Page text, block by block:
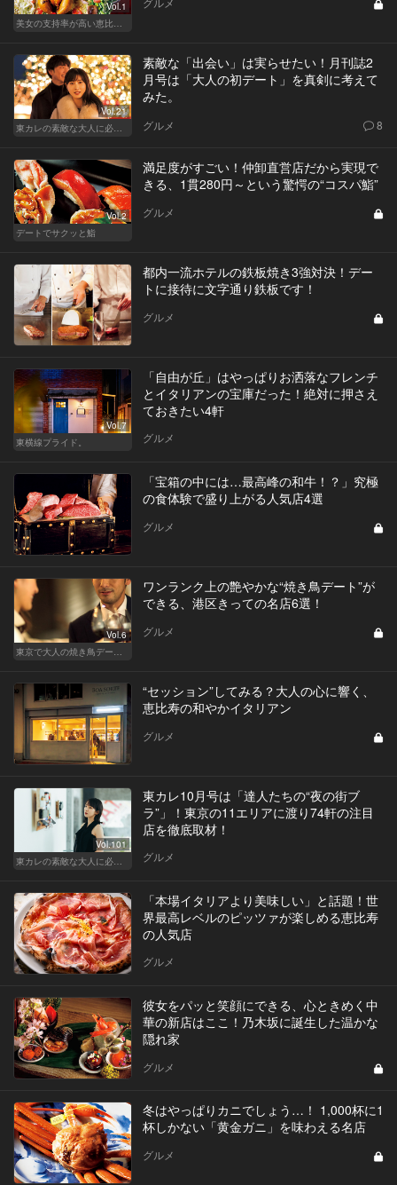
Vol.1
美女の支持率が高い恵比寿鍋
Vol.21
東カレの素敵な大人に必要なこと
素敵な「出会い」は実らせたい！月刊誌2
月号は「大人の初デート」を真剣に考えて
みた。
グルメ 8
Vol.2
デートでサクッと鮨
満足度がすごい！仲卸直営店だから実現で
きる、1貫280円～という驚愕の“コスパ鮨”
グルメ
都内一流ホテルの鉄板焼き3強対決！デー
トに接待に文字通り鉄板です！
グルメ
Vol.7
東横線プライド。
「自由が丘」はやっぱりお洒落なフレンチ
とイタリアンの宝庫だった！絶対に押さえ
ておきたい4軒
グルメ
「宝箱の中には…最高峰の和牛！？」究極
の食体験で盛り上がる人気店4選
グルメ
Vol.6
ワンランク上の艶やかな“焼き鳥デート”が
できる、港区きっての名店6選！
グルメ
“セッション”してみる？大人の心に響く、
恵比寿の和やかイタリアン
グルメ
Vol.101
東カレ10月号は「達人たちの“夜の街ブ
ラ”」！東京の11エリアに渡り74軒の注目
店を徹底取材！
グルメ
「本場イタリアより美味しい」と話題！世
界最高レベルのピッツァが楽しめる恵比寿
の人気店
グルメ
彼女をパッと笑顔にできる、心ときめく中
華の新店はここ！乃木坂に誕生した温かな
隠れ家
グルメ
冬はやっぱりカニでしょう…！ 1,000杯に1
杯しかない「黄金ガニ」を味わえる名店
グルメ